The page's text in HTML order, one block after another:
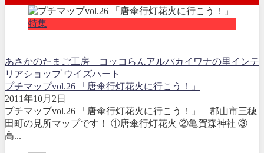
特集
あさかのたまご工房 コッコらんアルパカイワナの里インテ
リアショップ ウイズハート
プチマップvol.26 「唐傘行灯花火に行こう！」
2011年10月2日
プチマップvol.26 「唐傘行灯花火に行こう！」 郡山市三穂
田町の見所マップです！ ①唐傘行灯花火 ②亀賀森神社 ③
高...